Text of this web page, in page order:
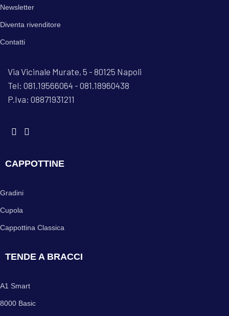
Newsletter
Diventa rivenditore
Contatti
Via Vicinale Murate, 5 - 80125 Napoli
Tel: 081.19566064 - 081.18960438
P.Iva: 08871931211
CAPPOTTINE
Gradini
Cupola
Cappottina Classica
TENDE A BRACCI
A1 Smart
8000 Basic